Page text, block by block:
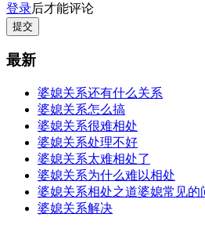
登录后才能评论
提交
最新
婆媳关系还有什么关系
婆媳关系怎么搞
婆媳关系很难相处
婆媳关系处理不好
婆媳关系太难相处了
婆媳关系为什么难以相处
婆媳关系相处之道婆媳常见的
婆媳关系解决